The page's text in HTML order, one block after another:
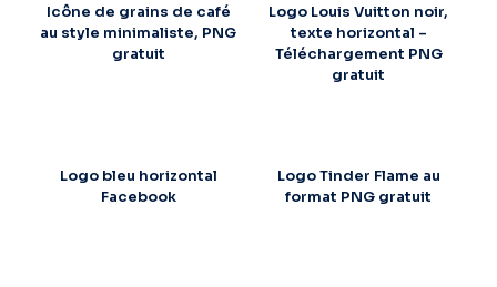
Icône de grains de café
au style minimaliste, PNG
gratuit
Logo Louis Vuitton noir,
texte horizontal –
Téléchargement PNG
gratuit
Logo bleu horizontal
Facebook
Logo Tinder Flame au
format PNG gratuit